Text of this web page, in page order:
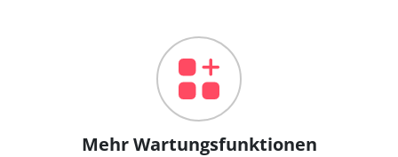
Mehr Wartungsfunktionen